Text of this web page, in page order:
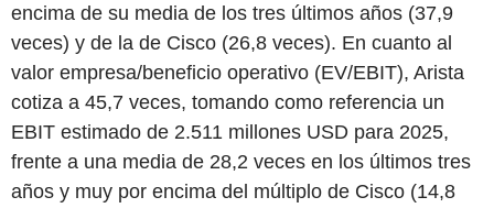
encima de su media de los tres últimos años (37,9
veces) y de la de Cisco (26,8 veces). En cuanto al
valor empresa/beneficio operativo (EV/EBIT), Arista
cotiza a 45,7 veces, tomando como referencia un
EBIT estimado de 2.511 millones USD para 2025,
frente a una media de 28,2 veces en los últimos tres
años y muy por encima del múltiplo de Cisco (14,8